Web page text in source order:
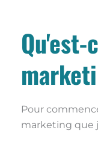
Qu'est-
Pour
marketing que